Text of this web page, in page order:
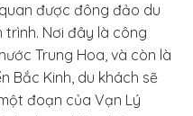
được đông đảo du
Nơi đây là công
Trung Hoa, và còn là
Bắc Kinh, du khách sẽ
đoạn của Vạn Lý